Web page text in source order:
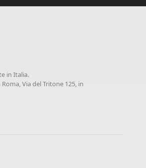
in Italia.
Via del Tritone 125, in